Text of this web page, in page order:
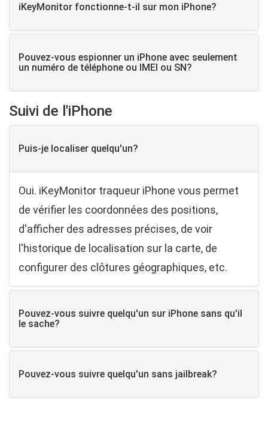
iKeyMonitor fonctionne-t-il sur mon iPhone?
Pouvez-vous espionner un iPhone avec seulement
un numéro de téléphone ou IMEI ou SN?
Suivi de l'iPhone
Puis-je localiser quelqu'un?
Oui. iKeyMonitor traqueur iPhone vous permet
de vérifier les coordonnées des positions,
d'afficher des adresses précises, de voir
l'historique de localisation sur la carte, de
configurer des clôtures géographiques, etc.
Pouvez-vous suivre quelqu'un sur iPhone sans qu'il
le sache?
Pouvez-vous suivre quelqu'un sans jailbreak?